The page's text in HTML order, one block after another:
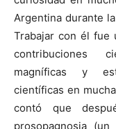
Argentina durante
Trabajar con él fue
contribuciones
magníficas y
científicas en
contó que
prosopagnosia